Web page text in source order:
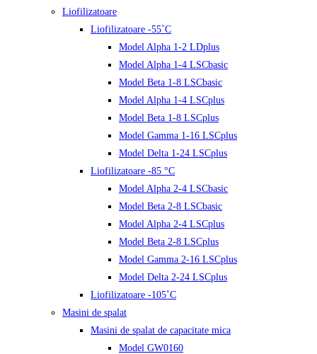
Liofilizatoare
Liofilizatoare -55˚C
Model Alpha 1-2 LDplus
Model Alpha 1-4 LSCbasic
Model Beta 1-8 LSCbasic
Model Alpha 1-4 LSCplus
Model Beta 1-8 LSCplus
Model Gamma 1-16 LSCplus
Model Delta 1-24 LSCplus
Liofilizatoare -85 °C
Model Alpha 2-4 LSCbasic
Model Beta 2-8 LSCbasic
Model Alpha 2-4 LSCplus
Model Beta 2-8 LSCplus
Model Gamma 2-16 LSCplus
Model Delta 2-24 LSCplus
Liofilizatoare -105˚C
Masini de spalat
Masini de spalat de capacitate mica
Model GW0160